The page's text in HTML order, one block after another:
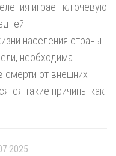
играет ключевую
населения страны.
необходима
смерти от внешних
такие причины как